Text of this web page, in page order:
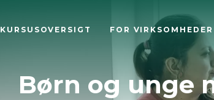
KURSUSOVERSIGT FOR VIRKSOMHEDER
Børn og unge